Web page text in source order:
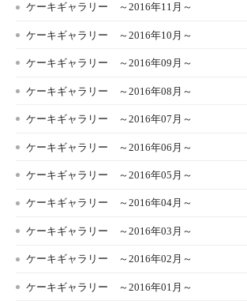
ケーキギャラリー ～2016年11月～
ケーキギャラリー ～2016年10月～
ケーキギャラリー ～2016年09月～
ケーキギャラリー ～2016年08月～
ケーキギャラリー ～2016年07月～
ケーキギャラリー ～2016年06月～
ケーキギャラリー ～2016年05月～
ケーキギャラリー ～2016年04月～
ケーキギャラリー ～2016年03月～
ケーキギャラリー ～2016年02月～
ケーキギャラリー ～2016年01月～